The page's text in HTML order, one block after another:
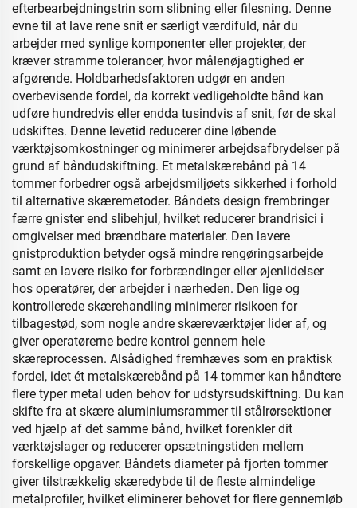
efterbearbejdningstrin som slibning eller filesning. Denne
evne til at lave rene snit er særligt værdifuld, når du
arbejder med synlige komponenter eller projekter, der
kræver stramme tolerancer, hvor målenøjagtighed er
afgørende. Holdbarhedsfaktoren udgør en anden
overbevisende fordel, da korrekt vedligeholdte bånd kan
udføre hundredvis eller endda tusindvis af snit, før de skal
udskiftes. Denne levetid reducerer dine løbende
værktøjsomkostninger og minimerer arbejdsafbrydelser på
grund af båndudskiftning. Et metalskærebånd på 14
tommer forbedrer også arbejdsmiljøets sikkerhed i forhold
til alternative skæremetoder. Båndets design frembringer
færre gnister end slibehjul, hvilket reducerer brandrisici i
omgivelser med brændbare materialer. Den lavere
gnistproduktion betyder også mindre rengøringsarbejde
samt en lavere risiko for forbrændinger eller øjenlidelser
hos operatører, der arbejder i nærheden. Den lige og
kontrollerede skærehandling minimerer risikoen for
tilbagestød, som nogle andre skæreværktøjer lider af, og
giver operatørerne bedre kontrol gennem hele
skæreprocessen. Alsådighed fremhæves som en praktisk
fordel, idet ét metalskærebånd på 14 tommer kan håndtere
flere typer metal uden behov for udstyrsudskiftning. Du kan
skifte fra at skære aluminiumsrammer til stålrørsektioner
ved hjælp af det samme bånd, hvilket forenkler dit
værktøjslager og reducerer opsætningstiden mellem
forskellige opgaver. Båndets diameter på fjorten tommer
giver tilstrækkelig skæredybde til de fleste almindelige
metalprofiler, hvilket eliminerer behovet for flere gennemløb